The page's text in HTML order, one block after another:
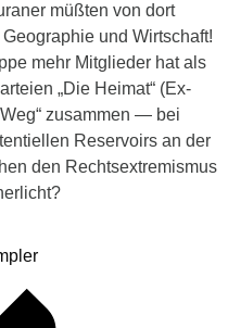
müßten von dort
und Wirtschaft!
mehr Mitglieder hat als
„Die Heimat“ (Ex-
Weg“ zusammen — bei
Reservoirs an der
den Rechtsextremismus